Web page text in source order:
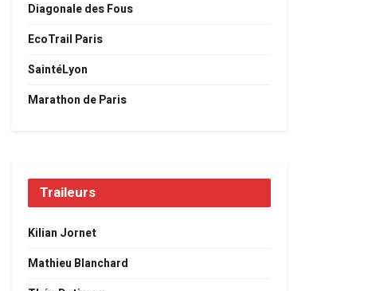
Diagonale des Fous
EcoTrail Paris
SaintéLyon
Marathon de Paris
Traileurs
Kilian Jornet
Mathieu Blanchard